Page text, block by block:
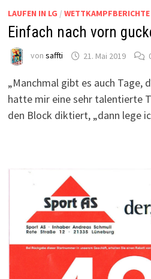
LAUFEN IN LG / WETTKAMPFBERICHTE
Einfach nach vorn
von saffti 21. Mai 2019
„Manchmal gibt es auch Tage,
hatte mir eine sehr talentierte
den Block diktiert, „dann lege